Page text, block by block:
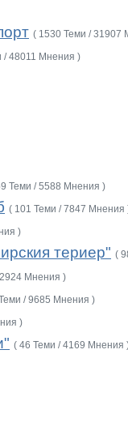
( 1530 Теми / 31907
/ 48011 Мнения )
Теми / 5588 Мнения )
( 101 Теми / 7847 Мнения
)
териер" (
Мнения )
/ 9685 Мнения )
)
( 46 Теми / 4169 Мнения